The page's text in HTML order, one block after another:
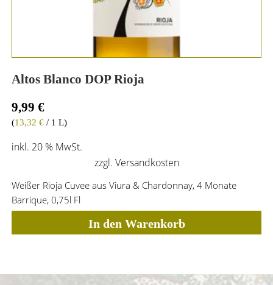
Altos Blanco DOP Rioja
9,99 €
(13,32 €/ 1 L)
inkl. 20 % MwSt.
zzgl. Versandkosten
Weißer Rioja Cuvee aus Viura & Chardonnay, 4 Monate
Barrique, 0,75l Fl
In den Warenkorb